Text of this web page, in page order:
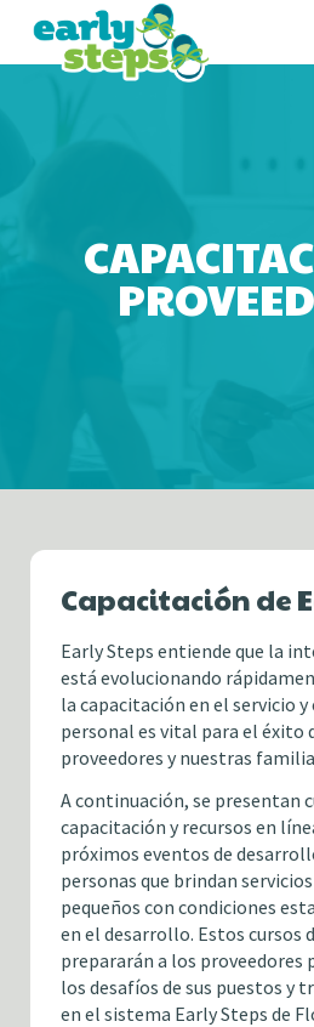
Capacitación de
Early Steps entiende que la
está evolucionando
la capacitación en el servicio
personal es vital para el éxito
proveedores y nuestras
A continuación, se presentan
capacitación y recursos en
próximos eventos de
personas que brindan
pequeños con condiciones
en el desarrollo. Estos cursos
prepararán a los
los desafíos de sus puestos y
en el sistema Early Steps de